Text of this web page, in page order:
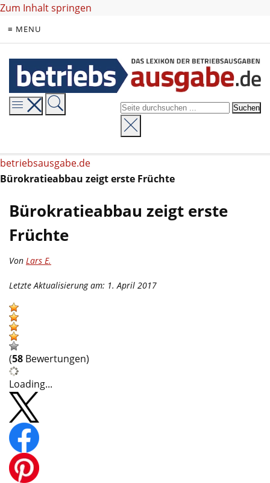
Zum Inhalt springen
≡ MENU
betriebsausgabe.de
Bürokratieabbau zeigt erste Früchte
Bürokratieabbau zeigt erste
Früchte
Von Lars E.
Letzte Aktualisierung am: 1. April 2017
(58 Bewertungen)
Loading...